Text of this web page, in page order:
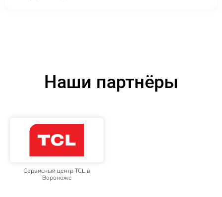
Наши партнёры
Сервисный центр TCL в
Воронеже